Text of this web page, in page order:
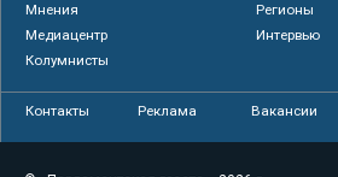
Мнения
Регионы
Медиацентр
Интервью
Колумнисты
Контакты Реклама Вакансии